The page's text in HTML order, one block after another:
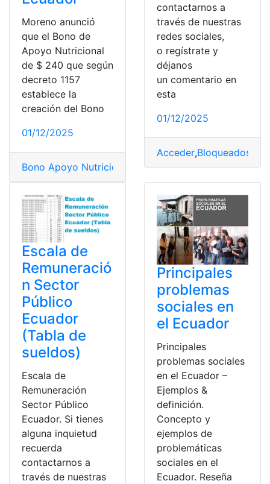
Moreno anunció
que el Bono de
Apoyo Nutricional
de $ 240 que según
decreto 1157
establece la
creación del Bono
01/12/2025
Bono Apoyo Nutricional Bonos,Gobierno,mies,top2,
contactarnos a
través de nuestras
redes sociales,
o regístrate y
déjanos
un comentario en
esta
01/12/2025
Acceder,Bloqueados
Escala de
Remuneració
n Sector
Público
Ecuador
(Tabla de
sueldos)
Escala de
Remuneración
Sector Público
Ecuador. Si tienes
alguna inquietud
recuerda
contactarnos a
través de nuestras
Principales
problemas
sociales en
el Ecuador
Principales
problemas sociales
en el Ecuador –
Ejemplos &
definición.
Concepto y
ejemplos de
problemáticas
sociales en el
Ecuador. Reseña